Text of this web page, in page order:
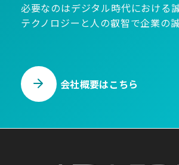
必要なのはデジタル時代における誠
テクノロジーと人の叡智で企業の
会社概要はこちら